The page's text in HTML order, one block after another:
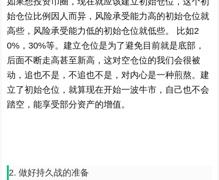
始仓位比例因人而异，风险承受能力高的初始仓位就
高些，风险承受能力低的初始仓位就低些。 比如2
0%，30%等。建立仓位是为了避免目前就是底部，
后面不断走高甚至新高，这对空仓位的我们会很被
动，追也不是，不追也不是，对内心是一种煎熬。建
立了初始仓位，就算现在开始一波牛市，自己也不会
踏空，能享受部分资产的增值。
2. 做好持久战的准备